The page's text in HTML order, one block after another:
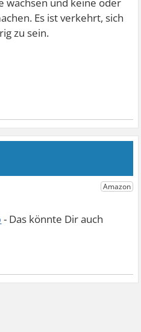
Es ist verkehrt, sich
zu sein.